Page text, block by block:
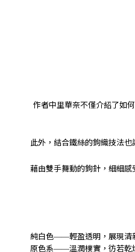
作者中里華奈不僅介紹了如
此外，結合鐵絲的鉤織技法
藉由雙手舞動的鉤針，細細
純白色——輕盈透明，展現清
原色系——溫潤樸實，彷若乾